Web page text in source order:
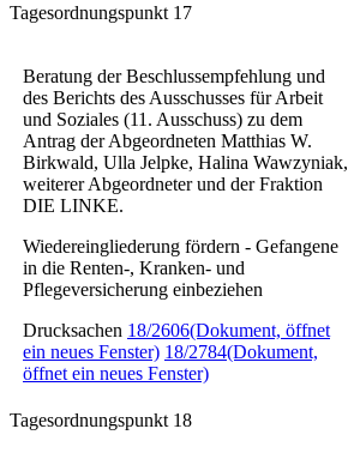
Tagesordnungspunkt 17
Beratung der Beschlussempfehlung und
des Berichts des Ausschusses für Arbeit
und Soziales (11. Ausschuss) zu dem
Antrag der Abgeordneten Matthias W.
Birkwald, Ulla Jelpke, Halina Wawzyniak,
weiterer Abgeordneter und der Fraktion
DIE LINKE.
Wiedereingliederung fördern - Gefangene
in die Renten-, Kranken- und
Pflegeversicherung einbeziehen
Drucksachen 18/2606(Dokument, öffnet
ein neues Fenster) 18/2784(Dokument,
öffnet ein neues Fenster)
Tagesordnungspunkt 18